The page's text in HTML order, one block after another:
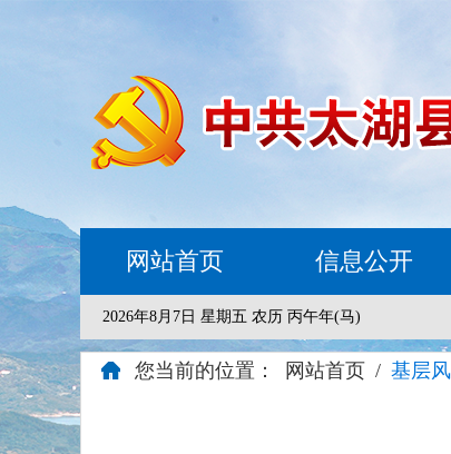
网站首页 信息公开
2026年8月7日 星期五 农历 丙午年(马)
您当前的位置： 网站首页 / 基层